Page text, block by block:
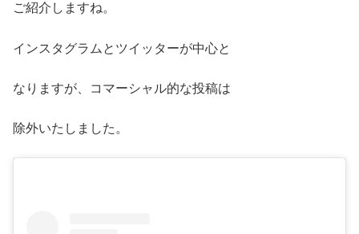
ご紹介しますね。
インスタグラムとツイッターが中心と
なりますが、コマーシャル的な投稿は
除外いたしました。